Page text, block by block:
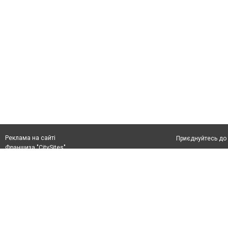
Реклама на сайті
Франшиза "CitySites"
Приєднуйтесь до